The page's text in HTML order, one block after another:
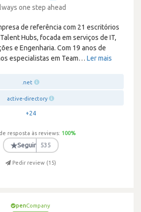
one step ahead
de referência com 21 escritórios
Hubs, focada em serviços de IT,
e Engenharia. Com 19 anos de
especialistas em Team… Ler mais
.net
active-directory
+24
resposta às reviews: 100%
★Seguir 535
Pedir review (15)
penCompany